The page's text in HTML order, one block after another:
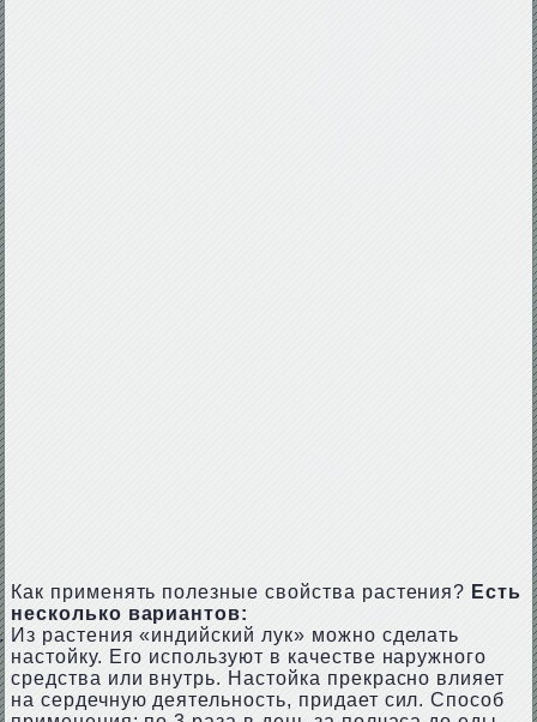
Как применять полезные свойства растения? Есть
несколько вариантов:
Из растения «индийский лук» можно сделать
настойку. Его используют в качестве наружного
средства или внутрь. Настойка прекрасно влияет
на сердечную деятельность, придает сил. Способ